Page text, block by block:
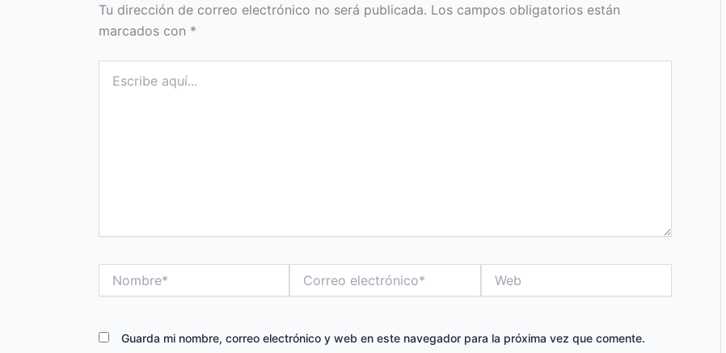
Tu dirección de correo electrónico no será publicada. Los campos obligatorios están
marcados con *
aquí...
electrónico*
Guarda mi nombre, correo electrónico y web en este navegador para la próxima vez que comente.